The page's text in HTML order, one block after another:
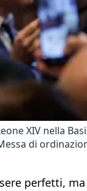
XIV nella
di
perfetti, ma